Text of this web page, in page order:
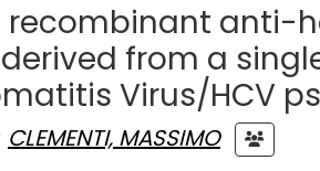
anti-
from a
Virus/HCV
CLEMENTI, MASSIMO